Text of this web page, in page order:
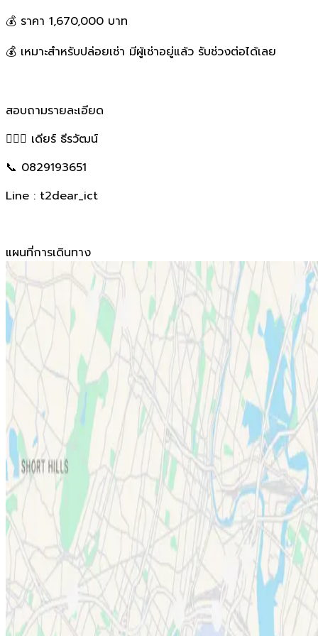
💰 ราคา 1,670,000 บาท
💰 เหมาะสำหรับปล่อยเช่า มีผู้เช่าอยู่แล้ว รับช่วงต่อได้เลย
สอบถามรายละเอียด
🙋🏻‍♂️ เดียร์ ธีรวัฒน์
📞 0829193651
Line : t2dear_ict
แผนที่การเดินทาง